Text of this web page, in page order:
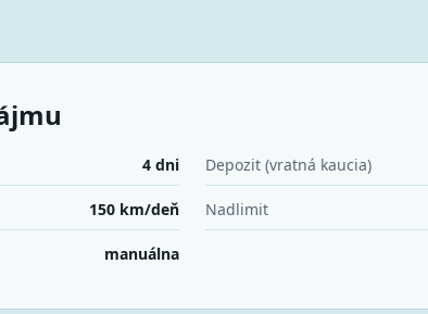
4 dni Depozit (vratná kaucia)
150 km/deň Nadlimit
manuálna